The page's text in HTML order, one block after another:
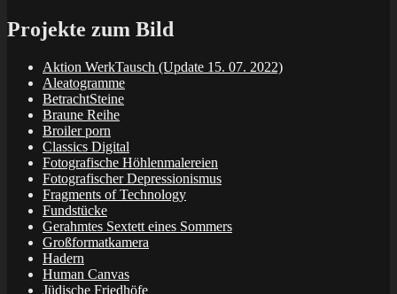
Projekte zum Bild
Aktion WerkTausch (Update 15. 07. 2022)
Aleatogramme
BetrachtSteine
Braune Reihe
Broiler porn
Classics Digital
Fotografische Höhlenmalereien
Fotografischer Depressionismus
Fragments of Technology
Fundstücke
Gerahmtes Sextett eines Sommers
Großformatkamera
Hadern
Human Canvas
Jüdische Friedhöfe